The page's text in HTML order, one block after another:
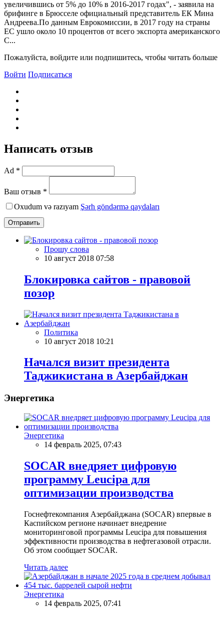
увеличившись от 5% до 10% в 2016-2017 годах", - заявила на
брифинге в Брюсселе официальный представитель ЕК Мина
Андреева.По данным Еврокомиссии, в 2017 году на страны
ЕС ушло около 10 процентов от всего экспорта американского
С...
Пожалуйста, войдите или подпишитесь, чтобы читать больше
Войти Подписаться
Написать отзыв
Ad *
Ваш отзыв *
Oxudum və razıyam Şərh göndərmə qaydaları
Отправить
Прошу слова
10 август 2018 07:58
Блокировка сайтов - правовой
позор
Политика
10 август 2018 10:21
Начался визит президента
Таджикистана в Азербайджан
Энергетика
Энергетика
14 февраль 2025, 07:43
SOCAR внедряет цифровую
программу Leucipa для
оптимизации производства
Госнефтекомпания Азербайджана (SOCAR) впервые в
Каспийском регионе начинает внедрение
мониторинговой программы Leucipa для повышения
эффективности производства в нефтегазовой отрасли.
Об этом сообщает SOCAR.
Читать далее
Энергетика
14 февраль 2025, 07:41